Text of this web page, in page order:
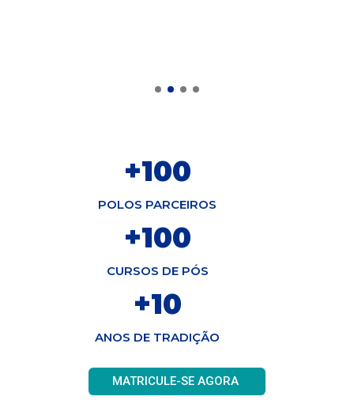
+100
POLOS PARCEIROS
+100
CURSOS DE PÓS
+10
ANOS DE TRADIÇÃO
MATRICULE-SE AGORA